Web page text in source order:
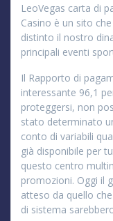
LeoVegas carta di
Casino è un sito
distinto il nostro
principali eventi
Il Rapporto di
interessante 96,1
proteggersi, non
stato determinato
conto di variabili
già disponibile per
questo centro
promozioni. Oggi il
atteso da quello
di sistema